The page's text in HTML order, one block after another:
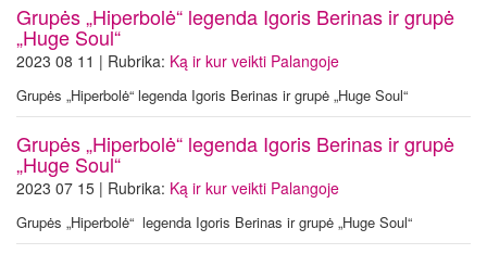
Grupės „Hiperbolė“ legenda Igoris Berinas ir grupė
„Huge Soul“
2023 08 11 | Rubrika: Ką ir kur veikti Palangoje
Grupės „Hiperbolė“ legenda Igoris Berinas ir grupė „Huge Soul“
Grupės „Hiperbolė“ legenda Igoris Berinas ir grupė
„Huge Soul“
2023 07 15 | Rubrika: Ką ir kur veikti Palangoje
Grupės „Hiperbolė“ legenda Igoris Berinas ir grupė „Huge Soul“